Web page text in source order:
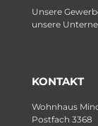
Unsere
unsere
KONTAKT
Wohnhaus
Postfach 3368